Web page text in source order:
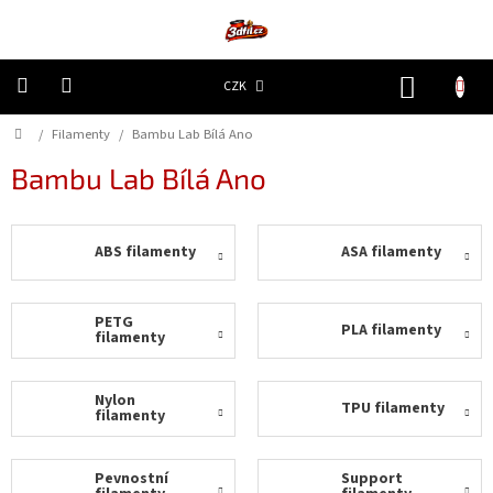
CZK
díly
ceny
Domů
/ Filamenty / Bambu Lab Bílá Ano
Bambu Lab Bílá Ano
ABS filamenty ASA filamenty
PETG
filamenty PLA filamenty
Nylon
filamenty TPU filamenty
Pevnostní Support